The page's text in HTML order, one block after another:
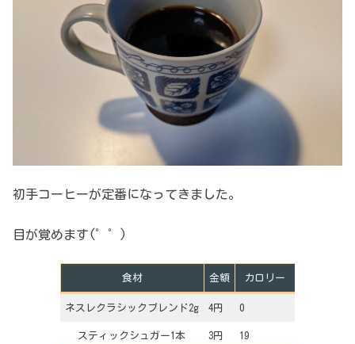
初手コーヒーが定番になってきました。
目が覚めます(゜゜)
食材 金額 カロリー
ネスレクラシックブレンド2g 4円 0
スティックシュガー1本 3円 19